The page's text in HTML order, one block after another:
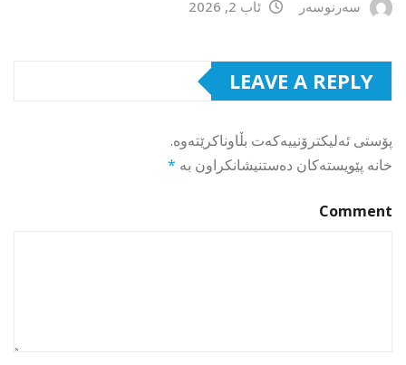
سەرنوسەر ئاب 2, 2026
LEAVE A REPLY
پۆستی ئەلیکترۆنییەکەت بڵاوناکرێتەوە.
خانە پێویستەکان دەستنیشانکراون بە *
Comment